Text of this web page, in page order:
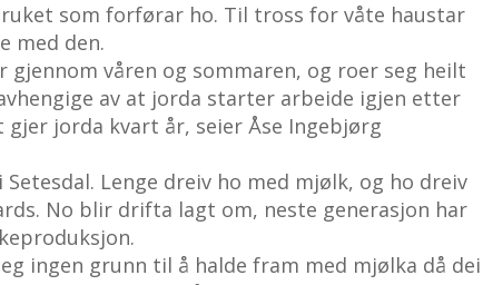
som forførar ho. Til tross for våte haustar
med den.
våren og sommaren, og roer seg heilt
av at jorda starter arbeide igjen etter
jorda kvart år, seier Åse Ingebjørg
Lenge dreiv ho med mjølk, og ho dreiv
No blir drifta lagt om, neste generasjon har
ingen grunn til å halde fram med mjølka då dei